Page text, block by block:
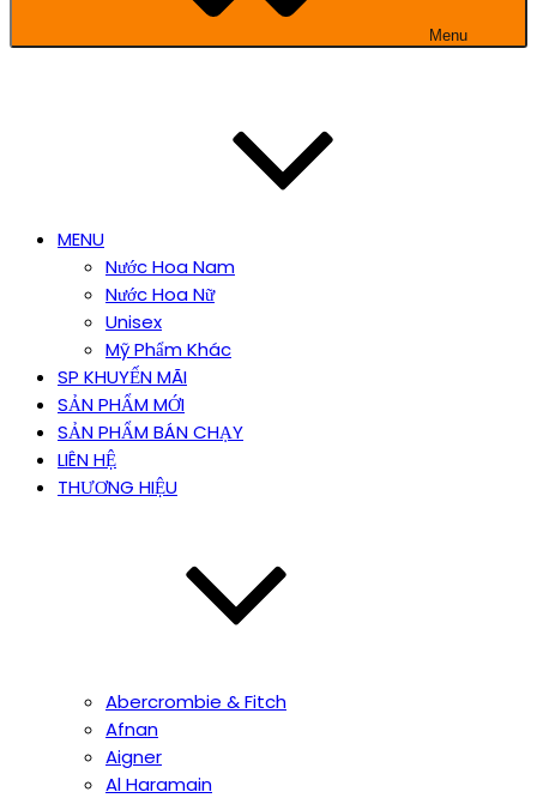
Menu
MENU
Nước Hoa Nam
Nước Hoa Nữ
Unisex
Mỹ Phẩm Khác
SP KHUYẾN MÃI
SẢN PHẨM MỚI
SẢN PHẨM BÁN CHẠY
LIÊN HỆ
THƯƠNG HIỆU
Abercrombie & Fitch
Afnan
Aigner
Al Haramain